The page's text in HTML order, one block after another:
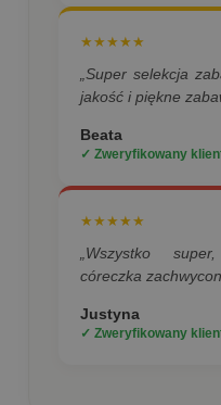
★★★★★
„Super selekcja
jakość i piękne
Beata
✓ Zweryfikowany
★★★★★
„Wszystko
córeczka
Justyna
✓ Zweryfikowany